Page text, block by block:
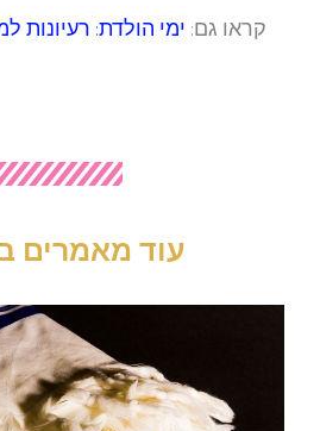
קראו גם: ימי הולדת: רעיונות
עוד מאמרים